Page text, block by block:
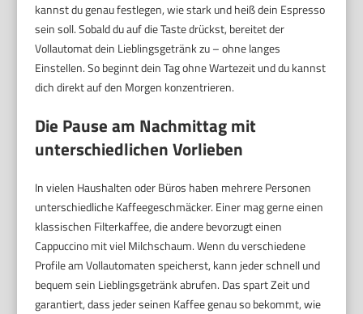
kannst du genau festlegen, wie stark und heiß dein Espresso
sein soll. Sobald du auf die Taste drückst, bereitet der
Vollautomat dein Lieblingsgetränk zu – ohne langes
Einstellen. So beginnt dein Tag ohne Wartezeit und du kannst
dich direkt auf den Morgen konzentrieren.
Die Pause am Nachmittag mit
unterschiedlichen Vorlieben
In vielen Haushalten oder Büros haben mehrere Personen
unterschiedliche Kaffeegeschmäcker. Einer mag gerne einen
klassischen Filterkaffee, die andere bevorzugt einen
Cappuccino mit viel Milchschaum. Wenn du verschiedene
Profile am Vollautomaten speicherst, kann jeder schnell und
bequem sein Lieblingsgetränk abrufen. Das spart Zeit und
garantiert, dass jeder seinen Kaffee genau so bekommt, wie